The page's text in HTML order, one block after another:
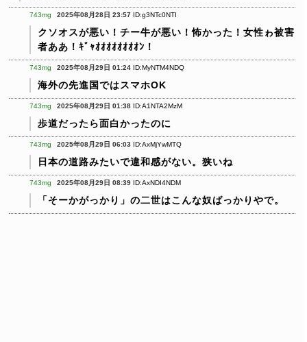
743mg 2025年08月28日 23:57 ID:g3NTc0NTI
クソオスが悪い！チー牛が悪い！怖かった！女性ゎ被害
者ああ！ｷﾞｬｵｵｵｵｵｵｵｵﾝ！
743mg 2025年08月29日 01:24 ID:MyNTM4NDQ
海外の先進国ではスマホOK
743mg 2025年08月29日 01:38 ID:A1NTA2MzM
歩道だったら面白かったのに
743mg 2025年08月29日 06:03 ID:AxMjYwMTQ
日本の道路みたいで違和感がない。狭いね
743mg 2025年08月29日 08:39 ID:AxNDI4NDM
「そーかがっかり」の二世はこんな奴ばっかりやで。